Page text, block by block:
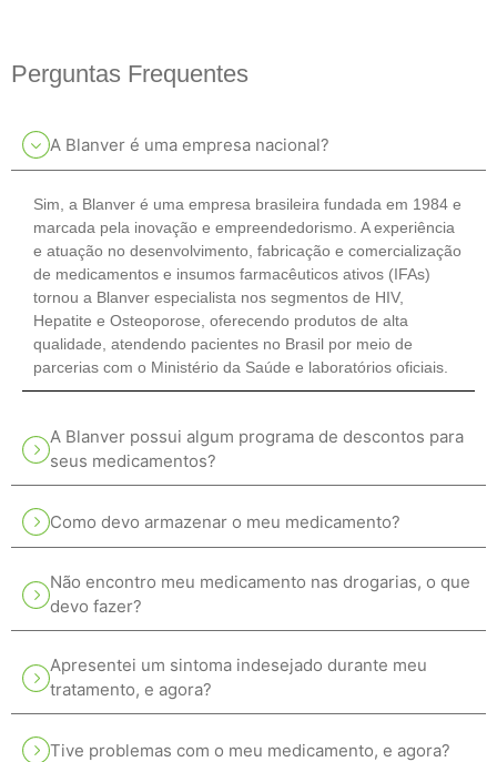
Perguntas Frequentes
A Blanver é uma empresa nacional?
Sim, a Blanver é uma empresa brasileira fundada em 1984 e
marcada pela inovação e empreendedorismo. A experiência
e atuação no desenvolvimento, fabricação e comercialização
de medicamentos e insumos farmacêuticos ativos (IFAs)
tornou a Blanver especialista nos segmentos de HIV,
Hepatite e Osteoporose, oferecendo produtos de alta
qualidade, atendendo pacientes no Brasil por meio de
parcerias com o Ministério da Saúde e laboratórios oficiais.
A Blanver possui algum programa de descontos para
seus medicamentos?
Como devo armazenar o meu medicamento?
Não encontro meu medicamento nas drogarias, o que
devo fazer?
Apresentei um sintoma indesejado durante meu
tratamento, e agora?
Tive problemas com o meu medicamento, e agora?